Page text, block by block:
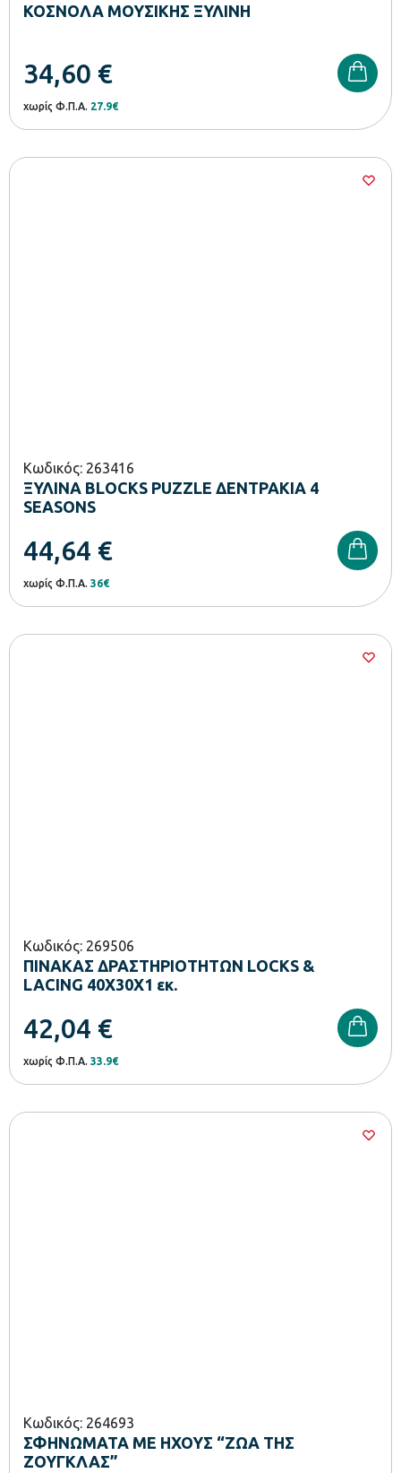
ΚΟΣΝΟΛΑ ΜΟΥΣΙΚΗΣ ΞΥΛΙΝΗ
34,60 €
χωρίς Φ.Π.Α. 27.9€
Κωδικός: 263416
ΞΥΛΙΝΑ BLOCKS PUZZLE ΔΕΝΤΡΑΚΙΑ 4
SEASONS
44,64 €
χωρίς Φ.Π.Α. 36€
Κωδικός: 269506
ΠΙΝΑΚΑΣ ΔΡΑΣΤΗΡΙΟΤΗΤΩΝ LOCKS &
LACING 40X30X1 εκ.
42,04 €
χωρίς Φ.Π.Α. 33.9€
Κωδικός: 264693
ΣΦΗΝΩΜΑΤΑ ΜΕ ΗΧΟΥΣ “ΖΩΑ ΤΗΣ
ΖΟΥΓΚΛΑΣ”